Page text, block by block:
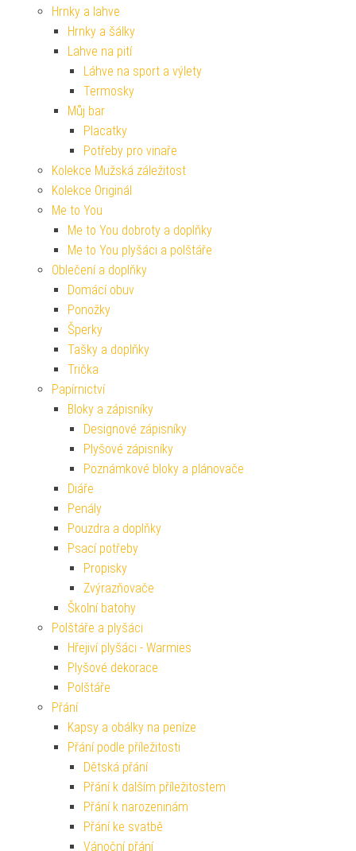
Hrnky a lahve
Hrnky a šálky
Lahve na pití
Láhve na sport a výlety
Termosky
Můj bar
Placatky
Potřeby pro vinaře
Kolekce Mužská záležitost
Kolekce Originál
Me to You
Me to You dobroty a doplňky
Me to You plyšáci a polštáře
Oblečení a doplňky
Domácí obuv
Ponožky
Šperky
Tašky a doplňky
Trička
Papírnictví
Bloky a zápisníky
Designové zápisníky
Plyšové zápisníky
Poznámkové bloky a plánovače
Diáře
Penály
Pouzdra a doplňky
Psací potřeby
Propisky
Zvýrazňovače
Školní batohy
Polštáře a plyšáci
Hřejiví plyšáci - Warmies
Plyšové dekorace
Polštáře
Přání
Kapsy a obálky na peníze
Přání podle příležitosti
Dětská přání
Přání k dalším příležitostem
Přání k narozeninám
Přání ke svatbě
Vánoční přání